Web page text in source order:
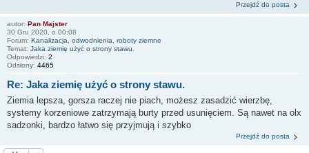
Przejdź do posta
autor: Pan Majster
30 Gru 2020, o 00:08
Forum: Kanalizacja, odwodnienia, roboty ziemne
Temat: Jaka ziemię użyć o strony stawu.
Odpowiedzi: 2
Odsłony: 4465
Re: Jaka ziemię użyć o strony stawu.
Ziemia lepsza, gorsza raczej nie piach, możesz zasadzić wierzbę,
systemy korzeniowe zatrzymają burty przed usunięciem. Są nawet na olx
sadzonki, bardzo łatwo się przyjmują i szybko
Przejdź do posta